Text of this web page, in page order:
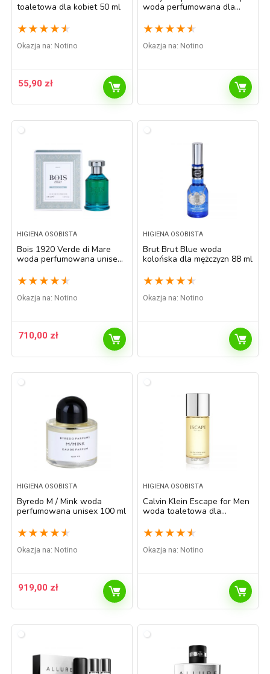
toaletowa dla kobiet 50 ml
★ ★ ★ ★ ★
Okazja na: Notino
55,90 zł
woda perfumowana dla
★ ★ ★ ★ ★
Okazja na: Notino
HIGIENA OSOBISTA
Bois 1920 Verde di Mare
woda perfumowana unisex
★ ★ ★ ★ ★
Okazja na: Notino
710,00 zł
HIGIENA OSOBISTA
Brut Brut Blue woda
kolońska dla mężczyzn 88 ml
★ ★ ★ ★ ★
Okazja na: Notino
HIGIENA OSOBISTA
Byredo M / Mink woda
perfumowana unisex 100 ml
★ ★ ★ ★ ★
Okazja na: Notino
919,00 zł
HIGIENA OSOBISTA
Calvin Klein Escape for Men
woda toaletowa dla
★ ★ ★ ★ ★
Okazja na: Notino